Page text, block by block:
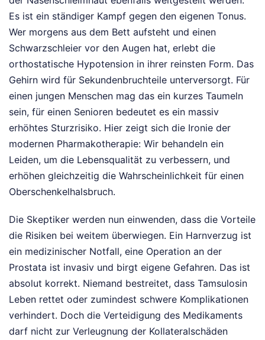
Es ist ein ständiger Kampf gegen den eigenen Tonus.
Wer morgens aus dem Bett aufsteht und einen
Schwarzschleier vor den Augen hat, erlebt die
orthostatische Hypotension in ihrer reinsten Form. Das
Gehirn wird für Sekundenbruchteile unterversorgt. Für
einen jungen Menschen mag das ein kurzes Taumeln
sein, für einen Senioren bedeutet es ein massiv
erhöhtes Sturzrisiko. Hier zeigt sich die Ironie der
modernen Pharmakotherapie: Wir behandeln ein
Leiden, um die Lebensqualität zu verbessern, und
erhöhen gleichzeitig die Wahrscheinlichkeit für einen
Oberschenkelhalsbruch.
Die Skeptiker werden nun einwenden, dass die Vorteile
die Risiken bei weitem überwiegen. Ein Harnverzug ist
ein medizinischer Notfall, eine Operation an der
Prostata ist invasiv und birgt eigene Gefahren. Das ist
absolut korrekt. Niemand bestreitet, dass Tamsulosin
Leben rettet oder zumindest schwere Komplikationen
verhindert. Doch die Verteidigung des Medikaments
darf nicht zur Verleugnung der Kollateralschäden